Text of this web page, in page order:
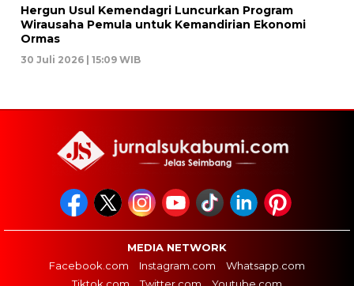
Hergun Usul Kemendagri Luncurkan Program
Wirausaha Pemula untuk Kemandirian Ekonomi
Ormas
30 Juli 2026 | 15:09 WIB
MEDIA NETWORK
Facebook.com
Instagram.com
Whatsapp.com